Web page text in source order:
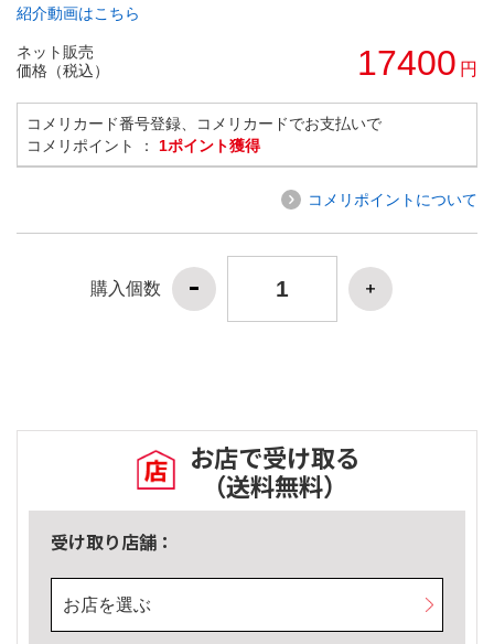
紹介動画はこちら
ネット販売
価格（税込）
17400 円
コメリカード番号登録、コメリカードでお支払いで
コメリポイント ： 1ポイント獲得
コメリポイントについて
購入個数
お店で受け取る
（送料無料）
受け取り店舗：
お店を選ぶ